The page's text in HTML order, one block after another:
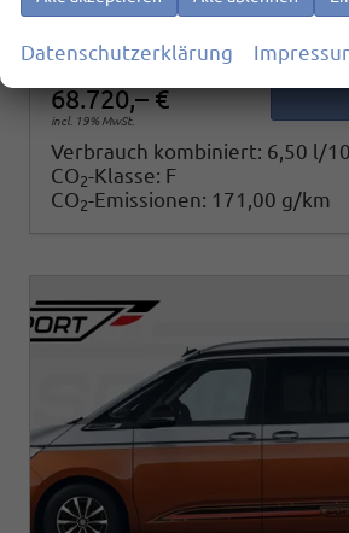
Leistung110 kW (150 PS) Kilometerstand10 km
01.09.2025
68.720,– €
incl. 19% MwSt.
Verbrauch kombiniert: 6,50 l/
CO2-Klasse: F
CO2-Emissionen: 171,00 g/km
Datenschutzerklärung